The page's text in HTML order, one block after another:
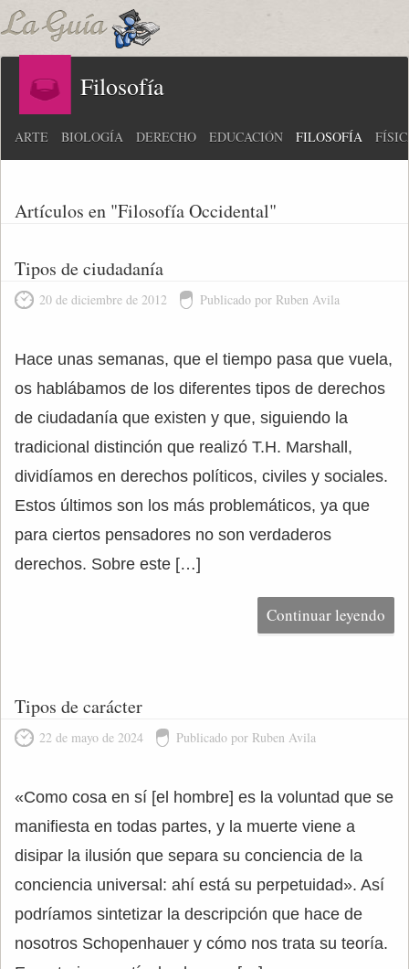
Filosofía
ARTE BIOLOGÍA DERECHO EDUCACIÓN FILOSOFÍA
Artículos en "Filosofía Occidental"
Tipos de ciudadanía
20 de diciembre de 2012 Publicado por Ruben Avila
Hace unas semanas, que el tiempo pasa que vuela,
os hablábamos de los diferentes tipos de derechos
de ciudadanía que existen y que, siguiendo la
tradicional distinción que realizó T.H. Marshall,
dividíamos en derechos políticos, civiles y sociales.
Estos últimos son los más problemáticos, ya que
para ciertos pensadores no son verdaderos
derechos. Sobre este […]
Continuar leyendo
Tipos de carácter
22 de mayo de 2024 Publicado por Ruben Avila
«Como cosa en sí [el hombre] es la voluntad que se
manifiesta en todas partes, y la muerte viene a
disipar la ilusión que separa su conciencia de la
conciencia universal: ahí está su perpetuidad». Así
podríamos sintetizar la descripción que hace de
nosotros Schopenhauer y cómo nos trata su teoría.